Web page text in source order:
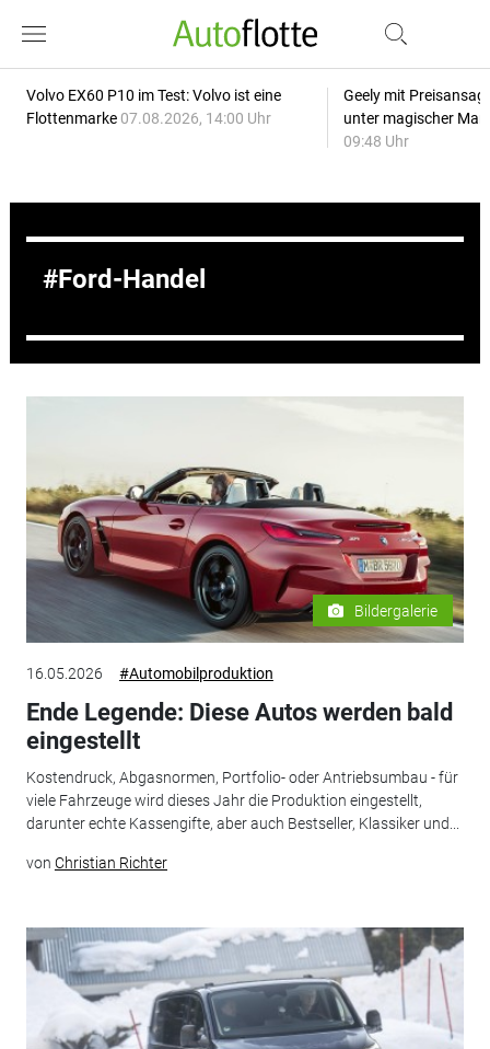
Volvo EX60 P10 im Test: Volvo ist eine
Flottenmarke 07.08.2026, 14:00 Uhr
Geely mit
unter magischer
09:48 Uhr
Ford-Handel
Bildergalerie
16.05.2026 #Automobilproduktion
Ende Legende: Diese Autos werden bald
eingestellt
Kostendruck, Abgasnormen, Portfolio- oder Antriebsumbau - für
viele Fahrzeuge wird dieses Jahr die Produktion eingestellt,
darunter echte Kassengifte, aber auch Bestseller, Klassiker und...
von Christian Richter